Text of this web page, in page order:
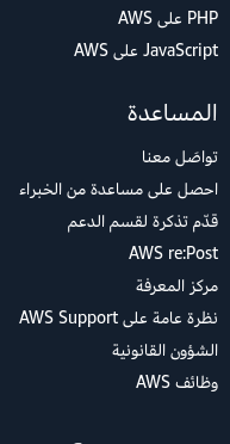
PHP على AWS
JavaScript على AWS
المساعدة
تواصَل معنا
احصل على مساعدة من الخبراء
قدّم تذكرة لقسم الدعم
AWS re:Post
مركز المعرفة
نظرة عامة على AWS Support
الشؤون القانونية
وظائف AWS